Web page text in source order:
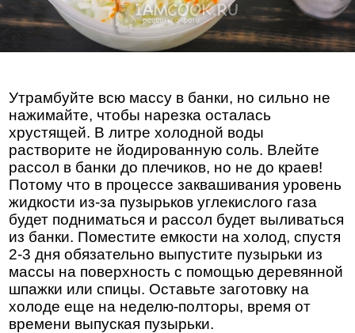
Утрамбуйте всю массу в банки, но сильно не
нажимайте, чтобы нарезка осталась
хрустящей. В литре холодной воды
растворите не йодированную соль. Влейте
рассол в банки до плечиков, но не до краев!
Потому что в процессе заквашивания уровень
жидкости из-за пузырьков углекислого газа
будет подниматься и рассол будет выливаться
из банки. Поместите емкости на холод, спустя
2-3 дня обязательно выпустите пузырьки из
массы на поверхность с помощью деревянной
шпажки или спицы. Оставьте заготовку на
холоде еще на неделю-полторы, время от
времени выпуская пузырьки.